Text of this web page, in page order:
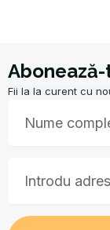
Fii la la curent cu